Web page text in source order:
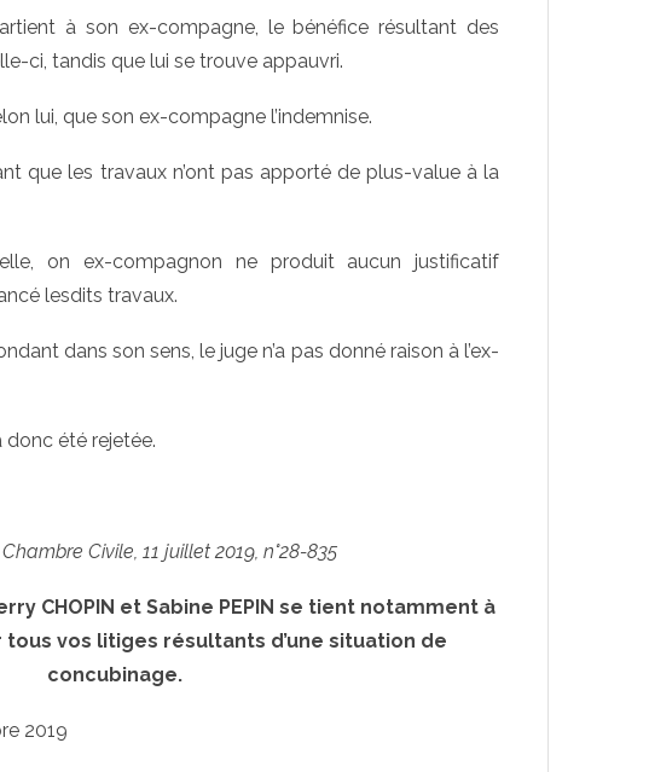
à son ex-compagne, le bénéfice résultant des
ci, tandis que lui se trouve appauvri.
lui, que son ex-compagne l’indemnise.
que les travaux n’ont pas apporté de plus-value à la
on ex-compagnon ne produit aucun justificatif
lesdits travaux.
dans son sens, le juge n’a pas donné raison à l’ex-
donc été rejetée.
Chambre Civile, 11 juillet 2019, n°28-835
CHOPIN et Sabine PEPIN se tient notamment à
vos litiges résultants d’une situation de
concubinage.
2019